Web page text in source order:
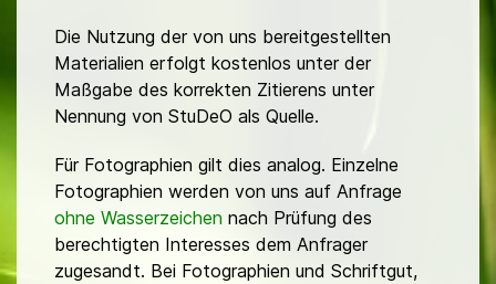
Die Nutzung der von uns bereitgestellten
Materialien erfolgt kostenlos unter der
Maßgabe des korrekten Zitierens unter
Nennung von StuDeO als Quelle.
Für Fotographien gilt dies analog. Einzelne
Fotographien werden von uns auf Anfrage
ohne Wasserzeichen nach Prüfung des
berechtigten Interesses dem Anfrager
zugesandt. Bei Fotographien und Schriftgut,